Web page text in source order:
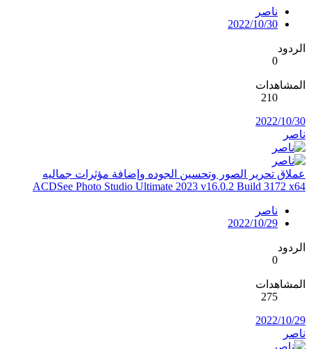
ناصر
2022/10/30
الردود
0
المشاهدات
210
2022/10/30
ناصر
عملاق تحرير الصور وتحسين الجوده وإضافة مؤثرات جماليه
ACDSee Photo Studio Ultimate 2023 v16.0.2 Build 3172 x64
ناصر
2022/10/29
الردود
0
المشاهدات
275
2022/10/29
ناصر